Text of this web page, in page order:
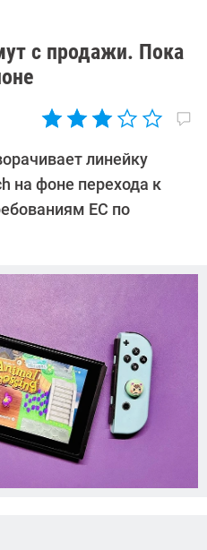
с продажи. Пока
линейку
на фоне перехода к
ЕС по